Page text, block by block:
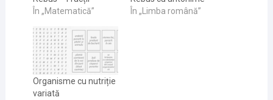
În „Matematică”
În „Limba română”
Organisme cu nutriție
variată